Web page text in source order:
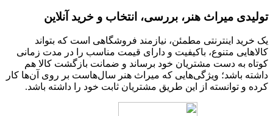
تولیدی میراث هنر، بررسی، انتخاب و خرید آنلاین
یک خرید اینترنتی مطمئن، نیازمند فروشگاهی است که بتواند
کالاهایی متنوع، باکیفیت و دارای قیمت مناسب را در مدت زمانی
کوتاه به دست مشتریان خود برساند و ضمانت بازگشت کالا هم
داشته باشد؛ ویژگی‌هایی که میراث هنر سال‌هاست بر روی آن‌ها کار
کرده و توانسته از این طریق مشتریان ثابت خود را داشته باشد.